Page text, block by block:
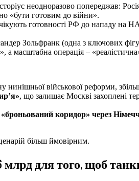
неодноразово попереджав:
«бути готовим до війни».
готовності РФ до нападу на
Зольфранк (одна з ключових
масштабна операція –
нинішньої військової реформи,
, що залишає Москві захоплені
коридор» через
більш ймовірним.
для того, щоб